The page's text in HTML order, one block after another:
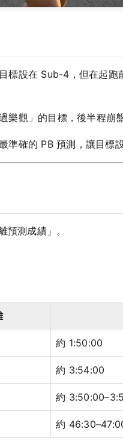
標設在 Sub-4，但在起
觀」的目標，後半程崩
確的 PB 預測，讓目標設
測成績」。
約 1:50:00
約 3:54:00
約
約